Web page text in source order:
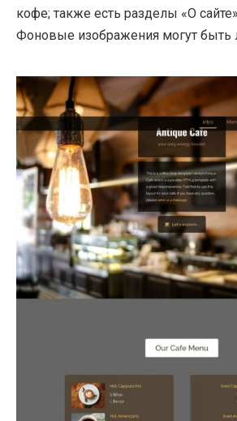
кофе; также есть разделы «О
Фоновые изображения могут быть